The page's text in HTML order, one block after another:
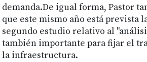
demanda.De igual forma, Pastor
que este mismo año está prevista
segundo estudio relativo al
también importante para fijar el
la infraestructura.